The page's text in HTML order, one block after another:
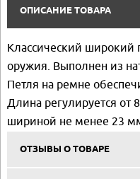
ОПИСАНИЕ ТОВАРА
Классический широкий
оружия. Выполнен из
Петля на ремне
Длина регулируется от
шириной не менее 23
ОТЗЫВЫ О ТОВАРЕ